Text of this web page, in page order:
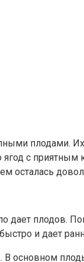
плодами.
с приятным
осталась
дает плодов.
и дает
В основном